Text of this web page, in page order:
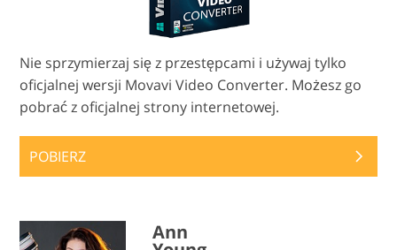
Nie sprzymierzaj się z przestępcami i używaj tylko
oficjalnej wersji Movavi Video Converter. Możesz go
pobrać z oficjalnej strony internetowej.
POBIERZ
Ann